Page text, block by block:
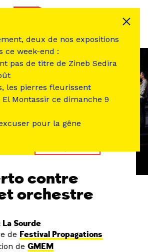
contre
orchestre
Sourde
de Festival Propagations
de GMEM
deux de nos expositions
ce week-end :
pas de titre de Zineb Sedira
les pierres fleurissent
El Montassir ce dimanche 9
pour la gêne
des cookies